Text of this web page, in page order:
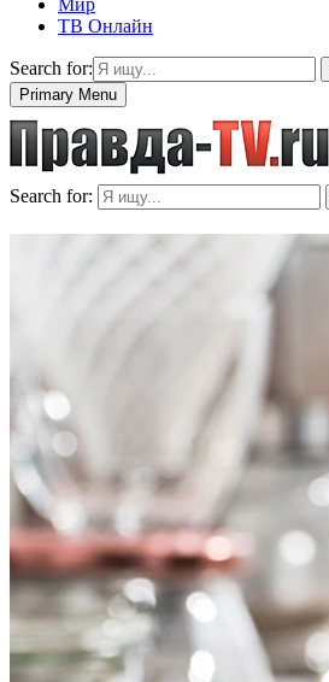
Мир
ТВ Онлайн
Search for:
Primary Menu
Search for: